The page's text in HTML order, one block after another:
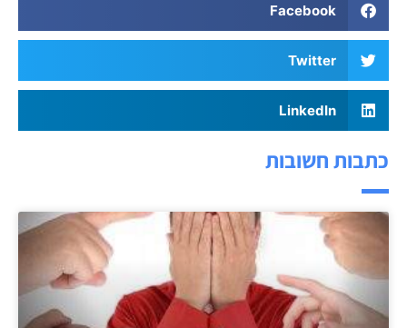
Facebook
Twitter
LinkedIn
כתבות חשובות